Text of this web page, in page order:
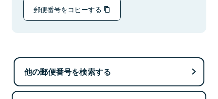
郵便番号をコピーする
他の郵便番号を検索する